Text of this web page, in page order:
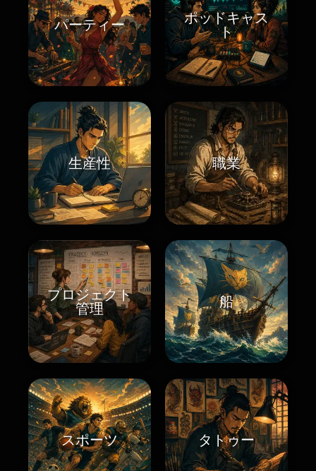
パーティー
ポッドキャス
ト
生産性 職業
プロジェクト
管理
船
スポーツ タトゥー